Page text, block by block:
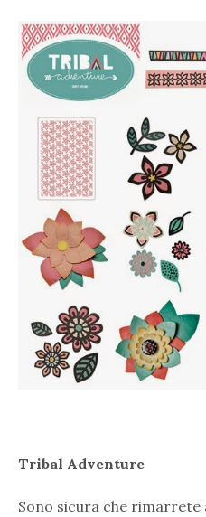
Tribal Adventure
Sono sicura che rimarrete